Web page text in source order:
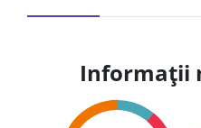
Informații